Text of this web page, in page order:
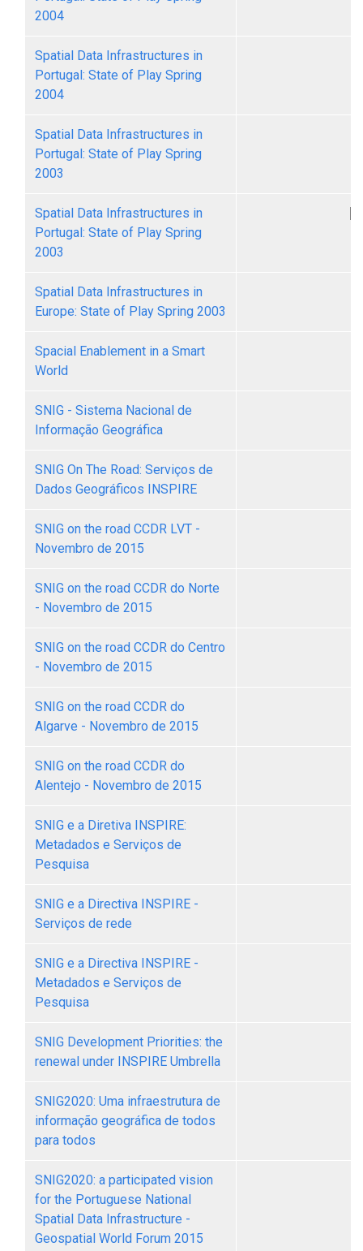
2004
Spatial Data Infrastructures in
Portugal: State of Play Spring
2004
Spatial Data Infrastructures in
Portugal: State of Play Spring
2003
Spatial Data Infrastructures in
Portugal: State of Play Spring
2003
Spatial Data Infrastructures in
Europe: State of Play Spring 2003
Spacial Enablement in a Smart
World
SNIG - Sistema Nacional de
Informação Geográfica
SNIG On The Road: Serviços de
Dados Geográficos INSPIRE
SNIG on the road CCDR LVT -
Novembro de 2015
SNIG on the road CCDR do Norte
- Novembro de 2015
SNIG on the road CCDR do Centro
- Novembro de 2015
SNIG on the road CCDR do
Algarve - Novembro de 2015
SNIG on the road CCDR do
Alentejo - Novembro de 2015
SNIG e a Diretiva INSPIRE:
Metadados e Serviços de
Pesquisa
SNIG e a Directiva INSPIRE -
Serviços de rede
SNIG e a Directiva INSPIRE -
Metadados e Serviços de
Pesquisa
SNIG Development Priorities: the
renewal under INSPIRE Umbrella
SNIG2020: Uma infraestrutura de
informação geográfica de todos
para todos
SNIG2020: a participated vision
for the Portuguese National
Spatial Data Infrastructure -
Geospatial World Forum 2015